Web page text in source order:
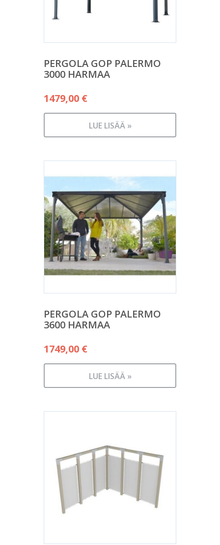
PERGOLA GOP PALERMO
3000 HARMAA
1479,00 €
LUE LISÄÄ »
PERGOLA GOP PALERMO
3600 HARMAA
1749,00 €
LUE LISÄÄ »